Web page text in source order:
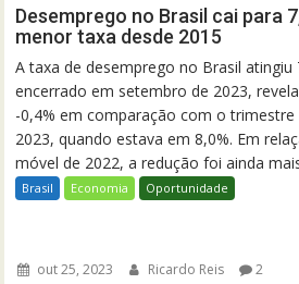
Desemprego no Brasil cai para
menor taxa desde 2015
A taxa de desemprego no Brasil
encerrado em setembro de 2023,
-0,4% em comparação com o trimestre
2023, quando estava em 8,0%. Em
móvel de 2022, a redução foi ainda
Brasil Economia Oportunidade
out 25, 2023 Ricardo Reis 2